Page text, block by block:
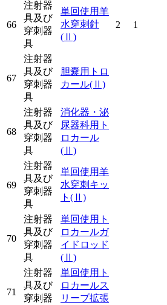
66
注射器
具及び
穿刺器
具
単回使用羊
水穿刺針
(Ⅱ)
2 1
67
注射器
具及び
穿刺器
具
胆嚢用トロ
カール(Ⅱ)
68
注射器
具及び
穿刺器
具
消化器・泌
尿器科用ト
ロカール
(Ⅱ)
69
注射器
具及び
穿刺器
具
単回使用羊
水穿刺キッ
ト (Ⅱ)
70
注射器
具及び
穿刺器
具
単回使用ト
ロカールガ
イドロッド
(Ⅱ)
71
注射器
具及び
穿刺器
単回使用ト
ロカールス
リーブ拡張